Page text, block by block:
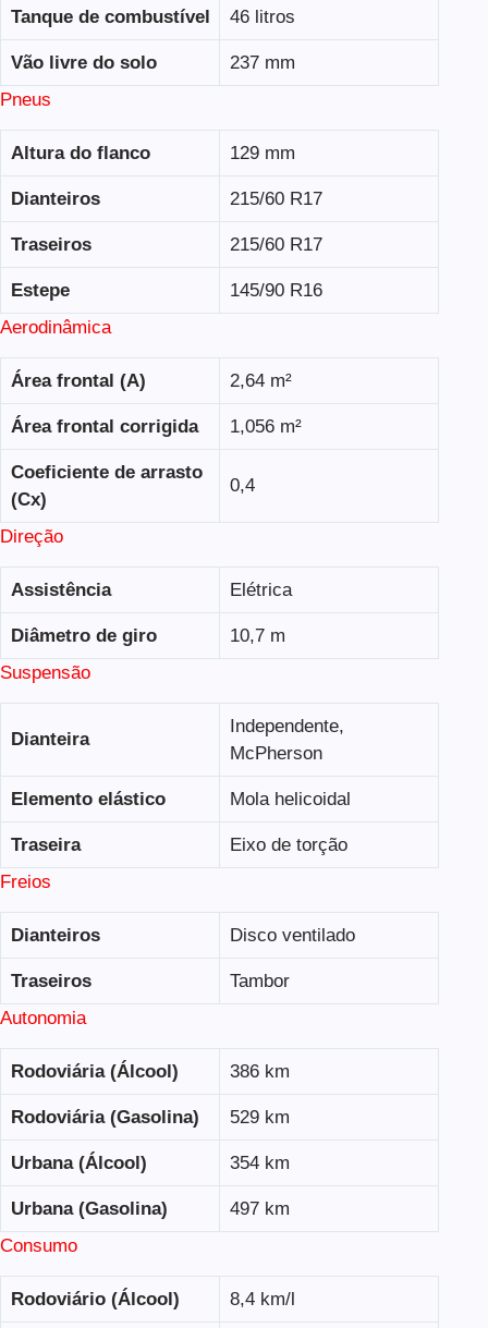
Tanque de combustível 46 litros
Vão livre do solo
237 mm
Pneus
Altura do flanco 129 mm
Dianteiros 215/60 R17
Traseiros 215/60 R17
Estepe
145/90 R16
Aerodinâmica
Área frontal (A) 2,64 m²
Área frontal corrigida 1,056 m²
Coeficiente de arrasto
(Cx)
0,4
Direção
Assistência Elétrica
Diâmetro de giro
10,7 m
Suspensão
Dianteira
Independente,
McPherson
Elemento elástico Mola helicoidal
Traseira
Eixo de torção
Freios
Dianteiros Disco ventilado
Traseiros
Tambor
Autonomia
Rodoviária (Álcool) 386 km
Rodoviária (Gasolina) 529 km
Urbana (Álcool) 354 km
Urbana (Gasolina)
497 km
Consumo
Rodoviário (Álcool) 8,4 km/l